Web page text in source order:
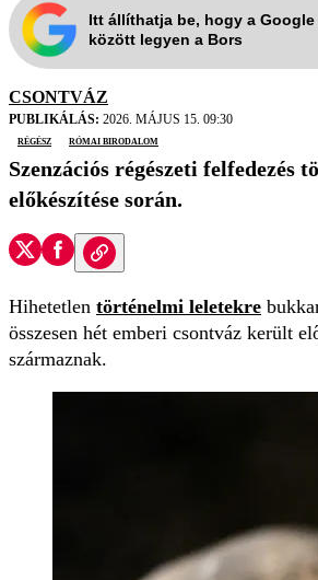
Itt állíthatja be, hogy a
között legyen a Bors
CSONTVÁZ
PUBLIKÁLÁS: 2026. MÁJUS 15. 09:30
régész
római birodalom
Szenzációs régészeti
előkészítése során.
Hihetetlen történelmi leletekre
összesen hét emberi csontváz került
származnak.